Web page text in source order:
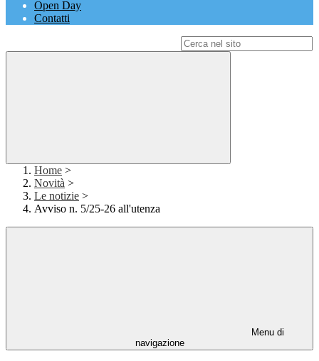
Open Day
Contatti
Home >
Novità >
Le notizie >
Avviso n. 5/25-26 all'utenza
Menu di
navigazione